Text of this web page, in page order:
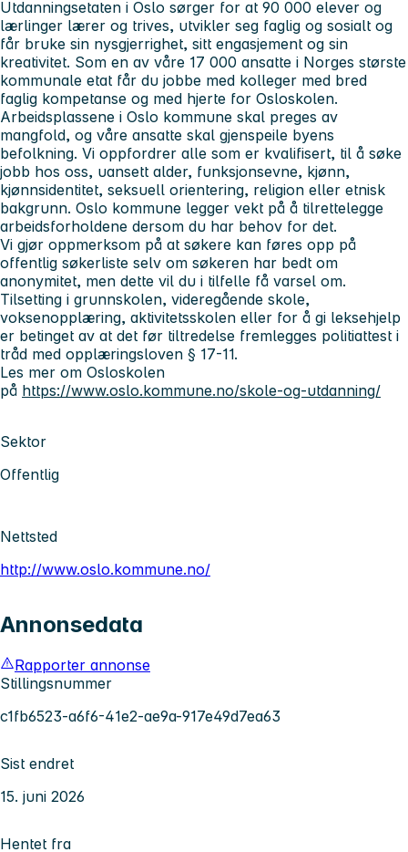
Utdanningsetaten i Oslo sørger for at 90 000 elever og
lærlinger lærer og trives, utvikler seg faglig og sosialt og
får bruke sin nysgjerrighet, sitt engasjement og sin
kreativitet. Som en av våre 17 000 ansatte i Norges største
kommunale etat får du jobbe med kolleger med bred
faglig kompetanse og med hjerte for Osloskolen.
Arbeidsplassene i Oslo kommune skal preges av
mangfold, og våre ansatte skal gjenspeile byens
befolkning. Vi oppfordrer alle som er kvalifisert, til å søke
jobb hos oss, uansett alder, funksjonsevne, kjønn,
kjønnsidentitet, seksuell orientering, religion eller etnisk
bakgrunn. Oslo kommune legger vekt på å tilrettelegge
arbeidsforholdene dersom du har behov for det.
Vi gjør oppmerksom på at søkere kan føres opp på
offentlig søkerliste selv om søkeren har bedt om
anonymitet, men dette vil du i tilfelle få varsel om.
Tilsetting i grunnskolen, videregående skole,
voksenopplæring, aktivitetsskolen eller for å gi leksehjelp
er betinget av at det før tiltredelse fremlegges politiattest i
tråd med opplæringsloven § 17-11.
Les mer om Osloskolen
på https://www.oslo.kommune.no/skole-og-utdanning/
Sektor
Offentlig
Nettsted
http://www.oslo.kommune.no/
Annonsedata
Rapporter annonse
Stillingsnummer
c1fb6523-a6f6-41e2-ae9a-917e49d7ea63
Sist endret
15. juni 2026
Hentet fra